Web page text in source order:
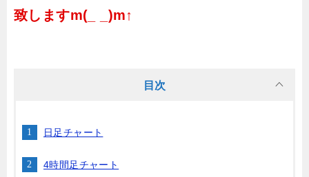
致しますm(_ _)m↑
目次
日足チャート
4時間足チャート